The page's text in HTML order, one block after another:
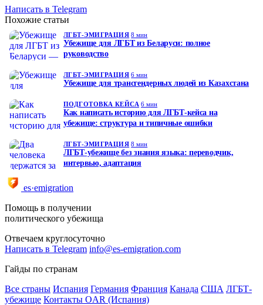
Написать в Telegram
Похожие статьи
ЛГБТ-ЭМИГРАЦИЯ 8 мин
Убежище для ЛГБТ из Беларуси: полное
руководство
ЛГБТ-ЭМИГРАЦИЯ 6 мин
Убежище для трансгендерных людей из Казахстана
ПОДГОТОВКА КЕЙСА 6 мин
Как написать историю для ЛГБТ-кейса на
убежище: структура и типичные ошибки
ЛГБТ-ЭМИГРАЦИЯ 8 мин
ЛГБТ-убежище без знания языка: переводчик,
интервью, адаптация
es·emigration
Помощь в получении
политического убежища
Отвечаем круглосуточно
Написать в Telegram info@es-emigration.com
Гайды по странам
Все страны Испания Германия Франция Канада США ЛГБТ-
убежище Контакты OAR (Испания)